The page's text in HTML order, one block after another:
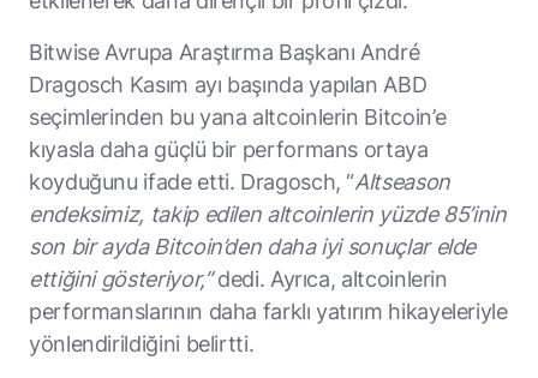
Bitwise Avrupa Araştırma Başkanı André
Dragosch Kasım ayı başında yapılan ABD
seçimlerinden bu yana altcoinlerin Bitcoin’e
kıyasla daha güçlü bir performans ortaya
koyduğunu ifade etti. Dragosch, “Altseason
endeksimiz, takip edilen altcoinlerin yüzde 85’inin
son bir ayda Bitcoin’den daha iyi sonuçlar elde
ettiğini gösteriyor,”dedi. Ayrıca, altcoinlerin
performanslarının daha farklı yatırım hikayeleriyle
yönlendirildiğini belirtti.